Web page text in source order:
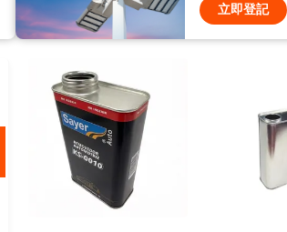
立即登記